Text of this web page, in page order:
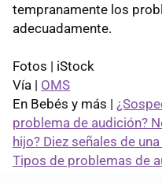
tempranamente los
adecuadamente.
Fotos | iStock
Vía | OMS
En Bebés y más |
problema de audición?
hijo? Diez señales de
Tipos de problemas de